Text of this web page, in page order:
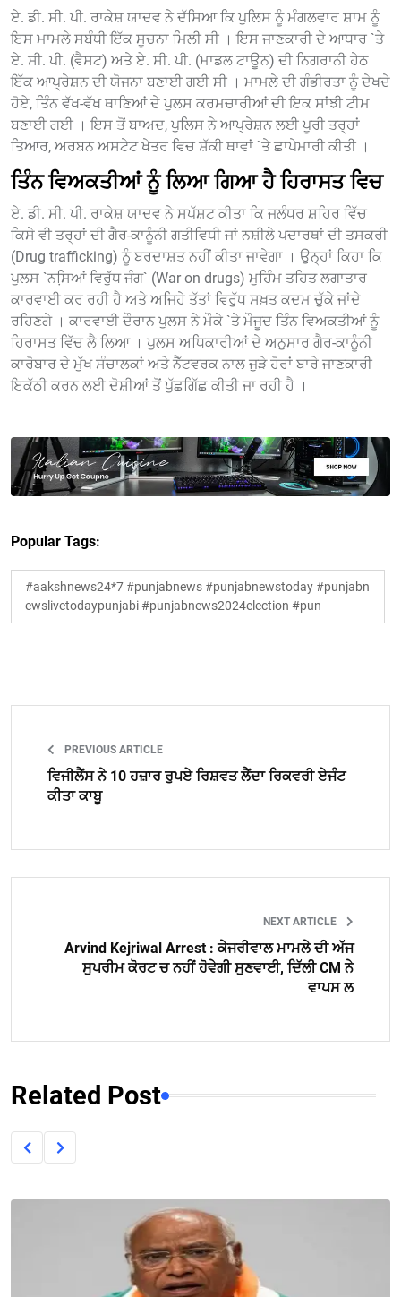
ਏ. ਡੀ. ਸੀ. ਪੀ. ਰਾਕੇਸ਼ ਯਾਦਵ ਨੇ ਦੱਸਿਆ ਕਿ ਪੁਲਿਸ ਨੂੰ ਮੰਗਲਵਾਰ ਸ਼ਾਮ ਨੂੰ
ਇਸ ਮਾਮਲੇ ਸਬੰਧੀ ਇੱਕ ਸੂਚਨਾ ਮਿਲੀ ਸੀ । ਇਸ ਜਾਣਕਾਰੀ ਦੇ ਆਧਾਰ `ਤੇ
ਏ. ਸੀ. ਪੀ. (ਵੈਸਟ) ਅਤੇ ਏ. ਸੀ. ਪੀ. (ਮਾਡਲ ਟਾਊਨ) ਦੀ ਨਿਗਰਾਨੀ ਹੇਠ
ਇੱਕ ਆਪ੍ਰੇਸ਼ਨ ਦੀ ਯੋਜਨਾ ਬਣਾਈ ਗਈ ਸੀ । ਮਾਮਲੇ ਦੀ ਗੰਭੀਰਤਾ ਨੂੰ ਦੇਖਦੇ
ਹੋਏ, ਤਿੰਨ ਵੱਖ-ਵੱਖ ਥਾਣਿਆਂ ਦੇ ਪੁਲਸ ਕਰਮਚਾਰੀਆਂ ਦੀ ਇਕ ਸਾਂਝੀ ਟੀਮ
ਬਣਾਈ ਗਈ । ਇਸ ਤੋਂ ਬਾਅਦ, ਪੁਲਿਸ ਨੇ ਆਪ੍ਰੇਸ਼ਨ ਲਈ ਪੂਰੀ ਤਰ੍ਹਾਂ
ਤਿਆਰ, ਅਰਬਨ ਅਸਟੇਟ ਖੇਤਰ ਵਿਚ ਸ਼ੱਕੀ ਥਾਵਾਂ `ਤੇ ਛਾਪੇਮਾਰੀ ਕੀਤੀ ।
ਤਿੰਨ ਵਿਅਕਤੀਆਂ ਨੂੰ ਲਿਆ ਗਿਆ ਹੈ ਹਿਰਾਸਤ ਵਿਚ
ਏ. ਡੀ. ਸੀ. ਪੀ. ਰਾਕੇਸ਼ ਯਾਦਵ ਨੇ ਸਪੱਸ਼ਟ ਕੀਤਾ ਕਿ ਜਲੰਧਰ ਸ਼ਹਿਰ ਵਿੱਚ
ਕਿਸੇ ਵੀ ਤਰ੍ਹਾਂ ਦੀ ਗੈਰ-ਕਾਨੂੰਨੀ ਗਤੀਵਿਧੀ ਜਾਂ ਨਸ਼ੀਲੇ ਪਦਾਰਥਾਂ ਦੀ ਤਸਕਰੀ
(Drug trafficking) ਨੂੰ ਬਰਦਾਸ਼ਤ ਨਹੀਂ ਕੀਤਾ ਜਾਵੇਗਾ । ਉਨ੍ਹਾਂ ਕਿਹਾ ਕਿ
ਪੁਲਸ `ਨਸਿ਼ਆਂ ਵਿਰੁੱਧ ਜੰਗ` (War on drugs) ਮੁਹਿੰਮ ਤਹਿਤ ਲਗਾਤਾਰ
ਕਾਰਵਾਈ ਕਰ ਰਹੀ ਹੈ ਅਤੇ ਅਜਿਹੇ ਤੱਤਾਂ ਵਿਰੁੱਧ ਸਖ਼ਤ ਕਦਮ ਚੁੱਕੇ ਜਾਂਦੇ
ਰਹਿਣਗੇ । ਕਾਰਵਾਈ ਦੌਰਾਨ ਪੁਲਸ ਨੇ ਮੌਕੇ `ਤੇ ਮੌਜੂਦ ਤਿੰਨ ਵਿਅਕਤੀਆਂ ਨੂੰ
ਹਿਰਾਸਤ ਵਿੱਚ ਲੈ ਲਿਆ । ਪੁਲਸ ਅਧਿਕਾਰੀਆਂ ਦੇ ਅਨੁਸਾਰ ਗੈਰ-ਕਾਨੂੰਨੀ
ਕਾਰੋਬਾਰ ਦੇ ਮੁੱਖ ਸੰਚਾਲਕਾਂ ਅਤੇ ਨੈੱਟਵਰਕ ਨਾਲ ਜੁੜੇ ਹੋਰਾਂ ਬਾਰੇ ਜਾਣਕਾਰੀ
ਇਕੱਠੀ ਕਰਨ ਲਈ ਦੋਸ਼ੀਆਂ ਤੋਂ ਪੁੱਛਗਿੱਛ ਕੀਤੀ ਜਾ ਰਹੀ ਹੈ ।
Popular Tags:
#aakshnews24*7 #punjabnews #punjabnewstoday #punjabn
ewslivetodaypunjabi #punjabnews2024election #pun
PREVIOUS ARTICLE
ਵਿਜੀਲੈਂਸ ਨੇ 10 ਹਜ਼ਾਰ ਰੁਪਏ ਰਿਸ਼ਵਤ ਲੈਂਦਾ ਰਿਕਵਰੀ ਏਜੰਟ
ਕੀਤਾ ਕਾਬੂ
NEXT ARTICLE
Arvind Kejriwal Arrest : ਕੇਜਰੀਵਾਲ ਮਾਮਲੇ ਦੀ ਅੱਜ
ਸੁਪਰੀਮ ਕੋਰਟ ਚ ਨਹੀਂ ਹੋਵੇਗੀ ਸੁਣਵਾਈ, ਦਿੱਲੀ CM ਨੇ
ਵਾਪਸ ਲ
Related Post